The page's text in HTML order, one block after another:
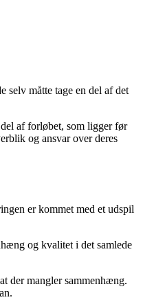
selv måtte tage en del af det
af forløbet, som ligger før
og ansvar over deres
er kommet med et udspil
og kvalitet i det samlede
der mangler sammenhæng.